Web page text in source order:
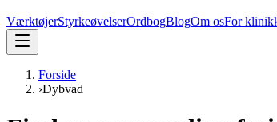
VærktøjerStyrkeøvelserOrdbogBlogOm osFor
Forside
›Dybvad